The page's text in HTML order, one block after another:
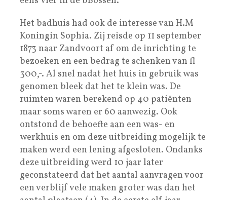
Het badhuis had ook de interesse van H.M
Koningin Sophia. Zij reisde op 11 september
1873 naar Zandvoort af om de inrichting te
bezoeken en een bedrag te schenken van fl
300,-. Al snel nadat het huis in gebruik was
genomen bleek dat het te klein was. De
ruimten waren berekend op 40 patiënten
maar soms waren er 60 aanwezig. Ook
ontstond de behoefte aan een was- en
werkhuis en om deze uitbreiding mogelijk te
maken werd een lening afgesloten. Ondanks
deze uitbreiding werd 10 jaar later
geconstateerd dat het aantal aanvragen voor
een verblijf vele maken groter was dan het